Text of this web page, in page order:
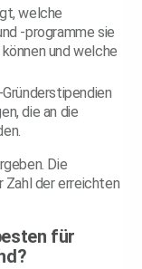
welche
-programme sie
und welche
die an die
Die
Zahl der erreichten
für